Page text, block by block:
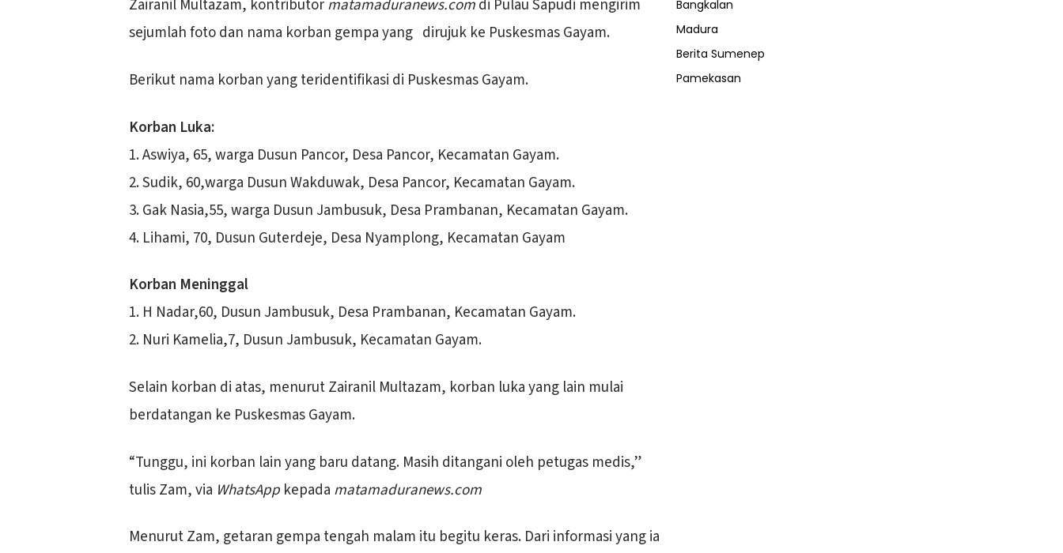
Zairanil Multazam, kontributormatamaduranews.comdi Pulau Sapudi mengirim
sejumlah foto dan nama korban gempa yang dirujuk ke Puskesmas Gayam.
Berikut nama korban yang teridentifikasi di Puskesmas Gayam.
Korban Luka:
1. Aswiya, 65, warga Dusun Pancor, Desa Pancor, Kecamatan Gayam.
2. Sudik, 60,warga Dusun Wakduwak, Desa Pancor, Kecamatan Gayam.
3. Gak Nasia,55, warga Dusun Jambusuk, Desa Prambanan, Kecamatan Gayam.
4. Lihami, 70, Dusun Guterdeje, Desa Nyamplong, Kecamatan Gayam
Korban Meninggal
1. H Nadar,60, Dusun Jambusuk, Desa Prambanan, Kecamatan Gayam.
2. Nuri Kamelia,7, Dusun Jambusuk, Kecamatan Gayam.
Selain korban di atas, menurut Zairanil Multazam, korban luka yang lain mulai
berdatangan ke Puskesmas Gayam.
“Tunggu, ini korban lain yang baru datang. Masih ditangani oleh petugas medis,”
tulis Zam, via WhatsApp kepada matamaduranews.com
Menurut Zam, getaran gempa tengah malam itu begitu keras. Dari informasi yang ia
Bangkalan
Madura
Berita Sumenep
Pamekasan